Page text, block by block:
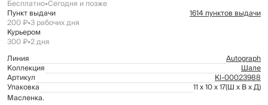
Бесплатно•Сегодня и позже
Пункт выдачи 1614 пунктов выдачи
200 ₽•3 рабочих дня
Курьером
300 ₽•2 дня
Линия
Autograph
Коллекция Шале
Артикул Kl-00023988
Упаковка 11 x 10 x 17(Ш x В x Д)
Масленка.